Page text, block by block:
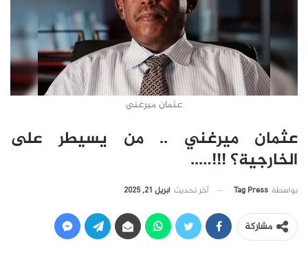
عثمان ميرغني
عثمان ميرغني .. من يسيطر على
الخارجية؟ !!!…..
بواسطة Tag Press آخر تحديث أبريل 21, 2025
مشاركة